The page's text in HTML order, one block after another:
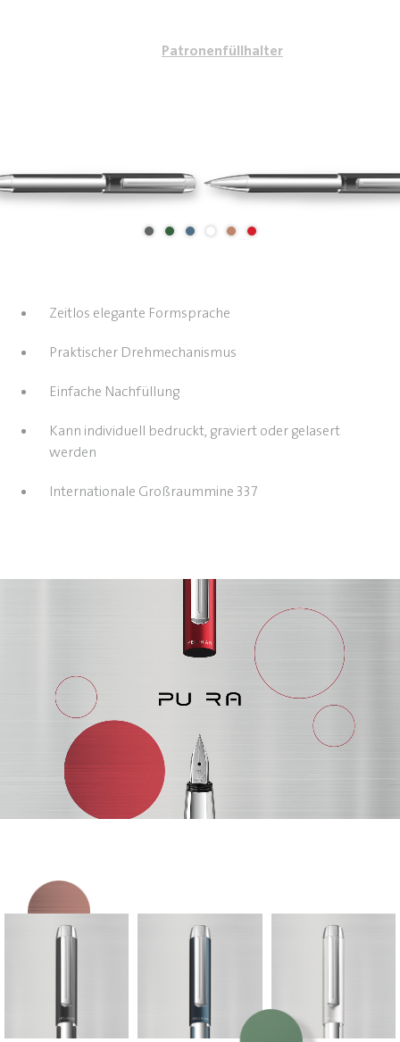
Patronenfüllhalter
Zeitlos elegante Formsprache
Praktischer Drehmechanismus
Einfache Nachfüllung
Kann individuell bedruckt, graviert oder gelasert
werden
Internationale Großraummine 337